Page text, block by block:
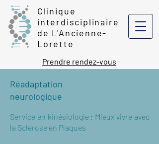
Clinique
interdisciplinaire
de L'Ancienne-
Lorette
Prendre rendez-vous
Réadaptation
neurologique
Service en kinésiologie : Mieux vivre avec
la Sclérose en Plaques